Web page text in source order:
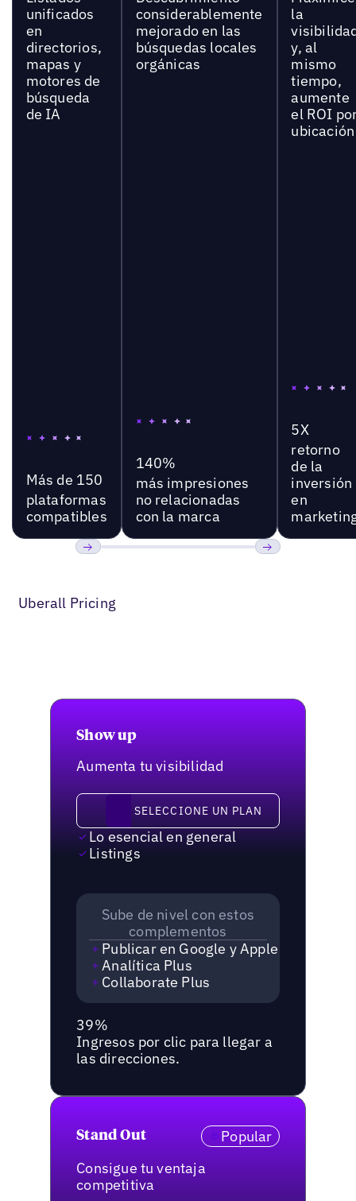
unificados
en
directorios,
mapas y
motores de
búsqueda
de IA
Más de 150
plataformas
compatibles
considerablemente
mejorado en las
búsquedas locales
orgánicas
140%
más impresiones
no relacionadas
con la marca
la
y, al
mismo
tiempo,
aumente
el ROI
ubicación
5X
retorno
de la
inversión
en
Uberall Pricing
Show up
Aumenta tu visibilidad
Seleccione un planSELECCIONE UN PLAN
Lo esencial en general
Listings
Sube de nivel con estos
complementos
Publicar en Google y Apple
Analítica Plus
Collaborate Plus
39%
Ingresos por clic para llegar a
las direcciones.
Stand Out
Popular
Consigue tu ventaja
competitiva